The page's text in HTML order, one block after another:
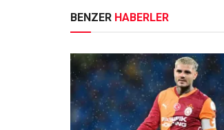
BENZER HABERLER